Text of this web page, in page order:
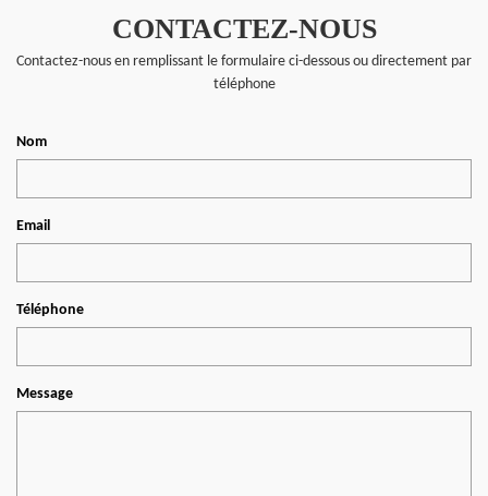
CONTACTEZ-NOUS
Contactez-nous en remplissant le formulaire ci-dessous ou directement par
téléphone
Nom
Email
Téléphone
Message